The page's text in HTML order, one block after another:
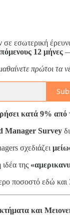
εσωτερική
12 μήνες
πρώτοι τα
κατά 9% από
Manager Survey
σχεδιάζει
ιδέα της
ποσοστό εδώ και
και